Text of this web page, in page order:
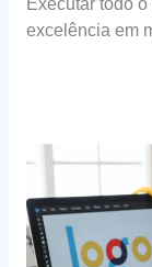
excelência em